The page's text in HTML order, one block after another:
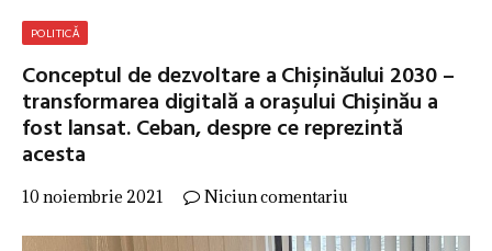
POLITICĂ
Conceptul de dezvoltare a Chișinăului 2030 –
transformarea digitală a oraşului Chişinău a
fost lansat. Ceban, despre ce reprezintă
acesta
10 noiembrie 2021 Niciun comentariu